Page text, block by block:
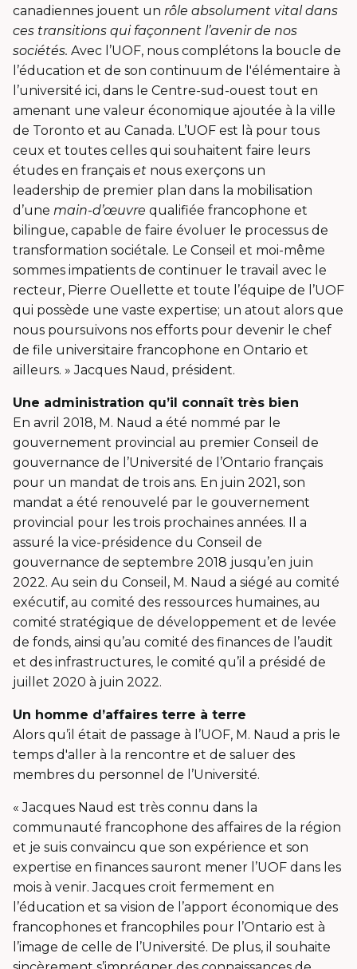
canadiennes jouent un rôle absolument vital dans
ces transitions qui façonnent l’avenir de nos
sociétés. Avec l’UOF, nous complétons la boucle de
l’éducation et de son continuum de l'élémentaire à
l’université ici, dans le Centre-sud-ouest tout en
amenant une valeur économique ajoutée à la ville
de Toronto et au Canada. L’UOF est là pour tous
ceux et toutes celles qui souhaitent faire leurs
études en français et nous exerçons un
leadership de premier plan dans la mobilisation
d’une main-d’œuvre qualifiée francophone et
bilingue, capable de faire évoluer le processus de
transformation sociétale. Le Conseil et moi-même
sommes impatients de continuer le travail avec le
recteur, Pierre Ouellette et toute l’équipe de l’UOF
qui possède une vaste expertise; un atout alors que
nous poursuivons nos efforts pour devenir le chef
de file universitaire francophone en Ontario et
ailleurs. » Jacques Naud, président.
Une administration qu’il connaît très bien
En avril 2018, M. Naud a été nommé par le
gouvernement provincial au premier Conseil de
gouvernance de l’Université de l’Ontario français
pour un mandat de trois ans. En juin 2021, son
mandat a été renouvelé par le gouvernement
provincial pour les trois prochaines années. Il a
assuré la vice-présidence du Conseil de
gouvernance de septembre 2018 jusqu’en juin
2022. Au sein du Conseil, M. Naud a siégé au comité
exécutif, au comité des ressources humaines, au
comité stratégique de développement et de levée
de fonds, ainsi qu’au comité des finances de l’audit
et des infrastructures, le comité qu’il a présidé de
juillet 2020 à juin 2022.
Un homme d’affaires terre à terre
Alors qu’il était de passage à l’UOF, M. Naud a pris le
temps d'aller à la rencontre et de saluer des
membres du personnel de l’Université.
« Jacques Naud est très connu dans la
communauté francophone des affaires de la région
et je suis convaincu que son expérience et son
expertise en finances sauront mener l’UOF dans les
mois à venir. Jacques croit fermement en
l’éducation et sa vision de l’apport économique des
francophones et francophiles pour l’Ontario est à
l’image de celle de l’Université. De plus, il souhaite